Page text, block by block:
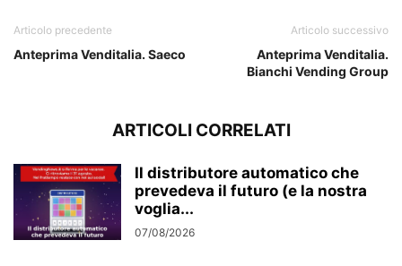
Articolo precedente
Anteprima Venditalia. Saeco
Articolo successivo
Anteprima Venditalia.
Bianchi Vending Group
ARTICOLI CORRELATI
Il distributore automatico che
prevedeva il futuro (e la nostra
voglia...
07/08/2026